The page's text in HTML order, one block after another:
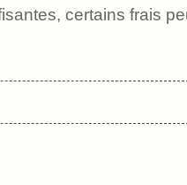
certains frais